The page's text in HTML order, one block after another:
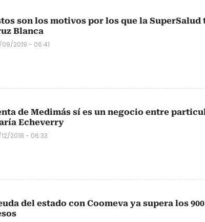
son los motivos por los que la SuperSalud
Blanca
2019 - 06:41
de Medimás sí es un negocio entre
Echeverry
2018 - 06:33
del estado con Coomeva ya supera los